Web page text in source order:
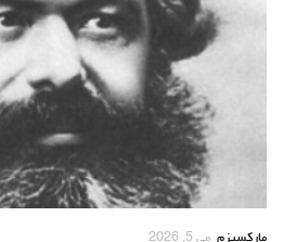
صدای مارکسیستهای انقلابی
آرشیو مارکسیست ها در اینترنت
بین المللی
بحران امپریالیسم
نبرد کارگری
مسائل اقتصادی
مسایل منطقهمارکسیزم می 5, 2026